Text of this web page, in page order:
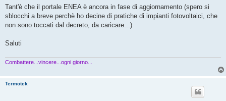
Tant'è che il portale ENEA è ancora in fase di aggiornamento (spero si
sblocchi a breve perchè ho decine di pratiche di impianti fotovoltaici, che
non sono toccati dal decreto, da caricare...)
Saluti
Combattere...vincere...ogni giorno...
Termotek